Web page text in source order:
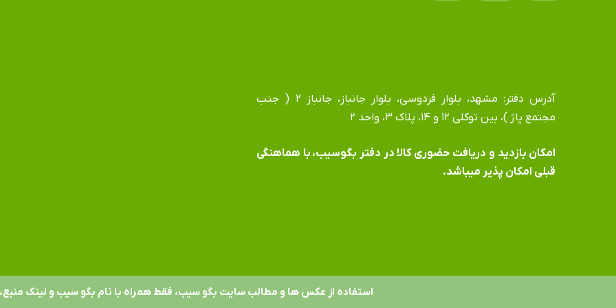
آدرس دفتر: مشهد، بلوار فردوسی، بلوار جانباز، جانباز ۲ ( جنب
مجتمع پاژ )، بین توکلی ۱۲ و ۱۴، پلاک ۳، واحد ۲
​​​​​​​امکان بازدید و دریافت حضوری کالا در دفتر بگوسیب، با هماهنگی
قبلی امکان پذیر میباشد.
استفاده از عکس ها و مطالب سایت بگو سیب، فقط همراه با نام بگو سیب و لینک منبع،